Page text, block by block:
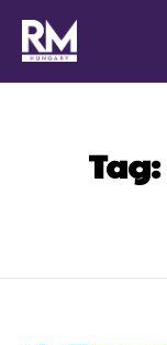
Tag: